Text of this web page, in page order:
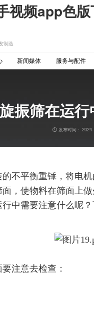
视频app色
制造
新闻媒体 服务与配件
旋振筛在运
发布时间：
平衡重锤，将电机
，使物料在筛面
行中需要注意什么呢
意去检查：